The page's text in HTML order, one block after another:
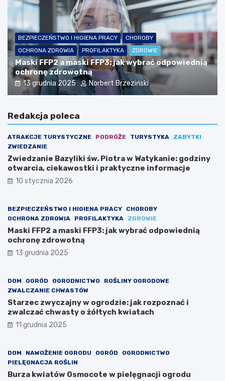
BEZPIECZEŃSTWO I HIGIENA PRACY
CHOROBY
OCHRONA ZDROWIA
PROFILAKTYKA ZDROWIE
Maski FFP2 a maski FFP3: jak wybrać odpowiednią
ochronę zdrowotną
13 grudnia 2025 Norbert Brzeziński
Redakcja poleca
ATRAKCJE TURYSTYCZNE PODRÓŻE TURYSTYKA
ZABYTKI
ZWIEDZANIE
Zwiedzanie Bazyliki św. Piotra w Watykanie: godziny
otwarcia, ciekawostki i praktyczne informacje
10 stycznia 2026
BEZPIECZEŃSTWO I HIGIENA PRACY
CHOROBY
OCHRONA ZDROWIA
PROFILAKTYKA ZDROWIE
Maski FFP2 a maski FFP3: jak wybrać odpowiednią
ochronę zdrowotną
13 grudnia 2025
DOM OGRÓD OGRODNICTWO
ROŚLINY OGRODOWE
ZWALCZANIE CHWASTÓW
Starzec zwyczajny w ogrodzie: jak rozpoznać i
zwalczać chwasty o żółtych kwiatach
11 grudnia 2025
DOM NAWOŻENIE OGRODU OGRÓD
OGRODNICTWO
PIELĘGNACJA ROŚLIN
Burza kwiatów Osmocote w pielęgnacji ogrodu